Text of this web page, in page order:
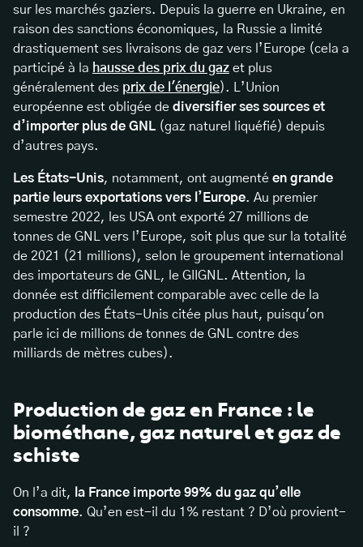
sur les marchés gaziers. Depuis la guerre en Ukraine, en
raison des sanctions économiques, la Russie a limité
drastiquement ses livraisons de gaz vers l’Europe (cela a
participé à la hausse des prix du gaz et plus
généralement des prix de l'énergie). L’Union
européenne est obligée de diversifier ses sources et
d’importer plus de GNL (gaz naturel liquéfié) depuis
d’autres pays.
Les États-Unis, notamment, ont augmenté en grande
partie leurs exportations vers l’Europe. Au premier
semestre 2022, les USA ont exporté 27 millions de
tonnes de GNL vers l’Europe, soit plus que sur la totalité
de 2021 (21 millions), selon le groupement international
des importateurs de GNL, le GIIGNL. Attention, la
donnée est difficilement comparable avec celle de la
production des États-Unis citée plus haut, puisqu'on
parle ici de millions de tonnes de GNL contre des
milliards de mètres cubes).
Production de gaz en France : le
biométhane, gaz naturel et gaz de
schiste
On l’a dit,
la France importe 99% du gaz qu’elle
consomme. Qu’en est-il du 1% restant ? D’où provient-
il ?